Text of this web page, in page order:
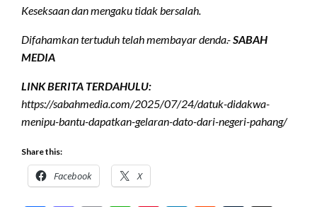
Keseksaan dan mengaku tidak bersalah.
Difahamkan tertuduh telah membayar denda.-SABAH
MEDIA
LINK BERITA TERDAHULU:
https://sabahmedia.com/2025/07/24/datuk-didakwa-
menipu-bantu-dapatkan-gelaran-dato-dari-negeri-pahang/
Share this:
Facebook X